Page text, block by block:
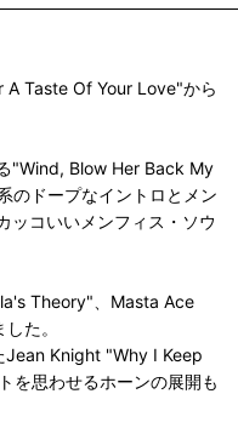
A Taste Of Your Love"から
"Wind, Blow Her Back My
のドープなイントロとメン
ッコいいメンフィス・ソウ
Theory"、Masta Ace
た。
Knight "Why I Keep
を思わせるホーンの展開も